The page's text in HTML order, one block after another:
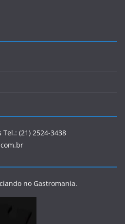
(21) 2524-3438
no Gastromania.